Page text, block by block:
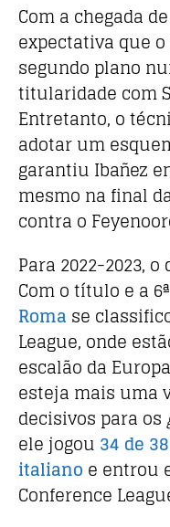
Com a chegada
expectativa que
segundo plano
titularidade com
Entretanto, o
adotar um
garantiu Ibañez
mesmo na final
contra o
Para 2022-2023,
Com o título e a
Roma se
League, onde
escalão da
esteja mais uma
decisivos para os
ele jogou 34 de
italiano e entrou
Conference